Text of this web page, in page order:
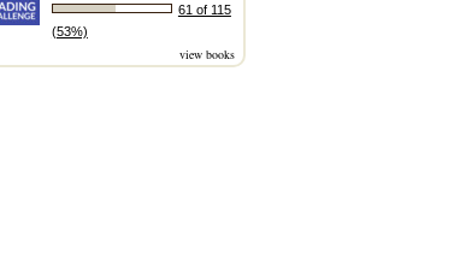
61 of 115
(53%)
view books